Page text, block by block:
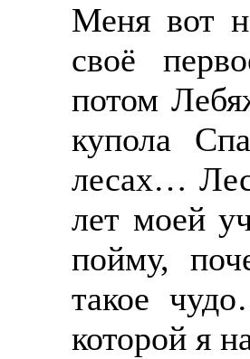
Меня вот
своё
потом
купола
лесах…
лет моей
пойму,
такое
которой я